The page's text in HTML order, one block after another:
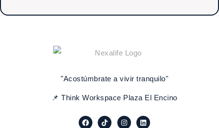
"Acostúmbrate a vivir tranquilo"
📌 Think Workspace Plaza El Encino